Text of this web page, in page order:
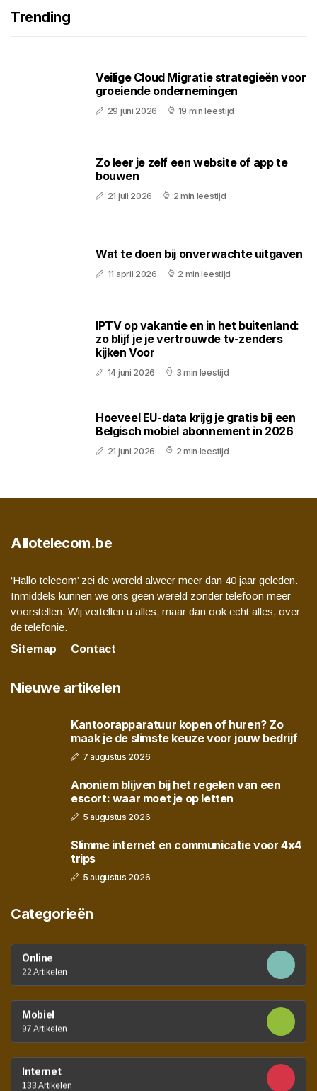
Trending
Veilige Cloud Migratie strategieën voor
groeiende ondernemingen
29 juni 2026 19 min leestijd
Zo leer je zelf een website of app te
bouwen
21 juli 2026 2 min leestijd
Wat te doen bij onverwachte uitgaven
11 april 2026 2 min leestijd
IPTV op vakantie en in het buitenland:
zo blijf je je vertrouwde tv-zenders
kijken Voor
14 juni 2026 3 min leestijd
Hoeveel EU-data krijg je gratis bij een
Belgisch mobiel abonnement in 2026
21 juni 2026 2 min leestijd
Allotelecom.be
‘Hallo telecom’ zei de wereld alweer meer dan 40 jaar geleden.
Inmiddels kunnen we ons geen wereld zonder telefoon meer
voorstellen. Wij vertellen u alles, maar dan ook echt alles, over
de telefonie.
Sitemap
Contact
Nieuwe artikelen
Kantoorapparatuur kopen of huren? Zo
maak je de slimste keuze voor jouw bedrijf
7 augustus 2026
Anoniem blijven bij het regelen van een
escort: waar moet je op letten
5 augustus 2026
Slimme internet en communicatie voor 4x4
trips
5 augustus 2026
Categorieën
Online
22 Artikelen
Mobiel
97 Artikelen
Internet
133 Artikelen